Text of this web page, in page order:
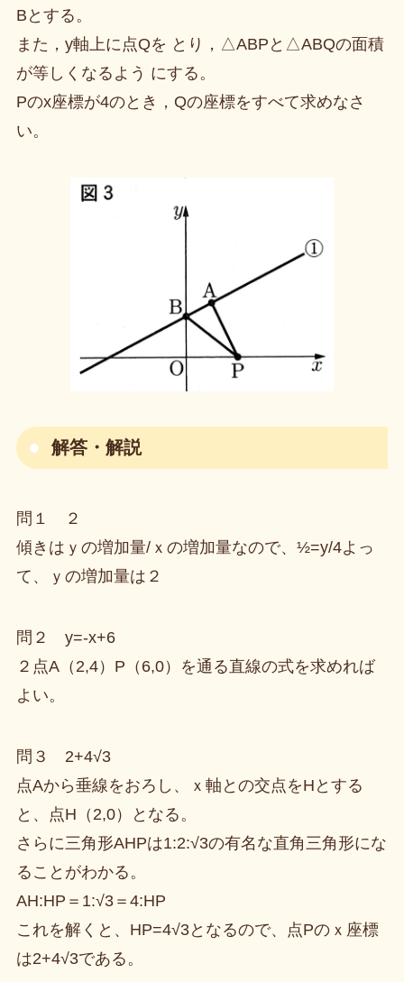
Bとする。
また，y軸上に点Qを とり，△ABPと△ABQの面積
が等しくなるよう にする。
Pのx座標が4のとき，Qの座標をすべて求めなさ
い。
解答・解説
問１ ２
傾きはｙの増加量/ｘの増加量なので、½=y/4よっ
て、ｙの増加量は２
問２ y=-x+6
２点A（2,4）P（6,0）を通る直線の式を求めれば
よい。
問３ 2+4√3
点Aから垂線をおろし、ｘ軸との交点をHとする
と、点H（2,0）となる。
さらに三角形AHPは1:2:√3の有名な直角三角形にな
ることがわかる。
AH:HP＝1:√3＝4:HP
これを解くと、HP=4√3となるので、点Pのｘ座標
は2+4√3である。